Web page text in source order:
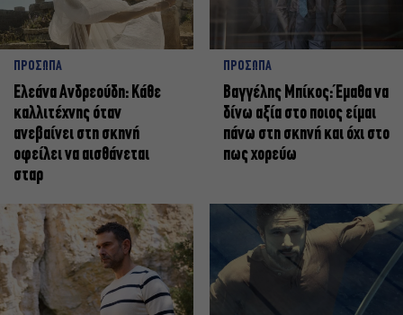
ΠΡΟΣΩΠΑ
Ελεάνα Ανδρεούδη: Κάθε
καλλιτέχνης όταν
ανεβαίνει στη σκηνή
οφείλει να αισθάνεται
σταρ
ΠΡΟΣΩΠΑ
Βαγγέλης Μπίκος: Έμαθα να
δίνω αξία στο ποιος είμαι
πάνω στη σκηνή και όχι στο
πως χορεύω